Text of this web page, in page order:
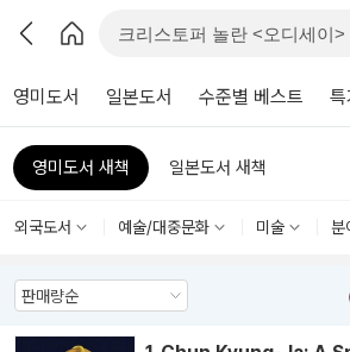
영미도서 일본도서 수준별 베스트 특
영미도서 새책 일본도서 새책
외국도서 예술/대중문화 미술 분